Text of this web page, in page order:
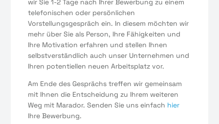
wir Sie 1-2 Tage nach Ihrer Bewerbung zu einem
telefonischen oder persönlichen
Vorstellungsgespräch ein. In diesem möchten wir
mehr über Sie als Person, Ihre Fähigkeiten und
Ihre Motivation erfahren und stellen Ihnen
selbstverständlich auch unser Unternehmen und
Ihren potentiellen neuen Arbeitsplatz vor.
Am Ende des Gesprächs treffen wir gemeinsam
mit Ihnen die Entscheidung zu Ihrem weiteren
Weg mit Marador. Senden Sie uns einfach hier
Ihre Bewerbung.